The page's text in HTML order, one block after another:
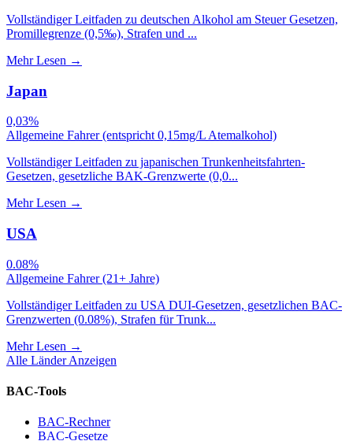
Vollständiger Leitfaden zu deutschen Alkohol am Steuer Gesetzen,
Promillegrenze (0,5‰), Strafen und ...
Mehr Lesen →
Japan
0,03%
Allgemeine Fahrer (entspricht 0,15mg/L Atemalkohol)
Vollständiger Leitfaden zu japanischen Trunkenheitsfahrten-
Gesetzen, gesetzliche BAK-Grenzwerte (0,0...
Mehr Lesen →
USA
0.08%
Allgemeine Fahrer (21+ Jahre)
Vollständiger Leitfaden zu USA DUI-Gesetzen, gesetzlichen BAC-
Grenzwerten (0.08%), Strafen für Trunk...
Mehr Lesen →
Alle Länder Anzeigen
BAC-Tools
BAC-Rechner
BAC-Gesetze